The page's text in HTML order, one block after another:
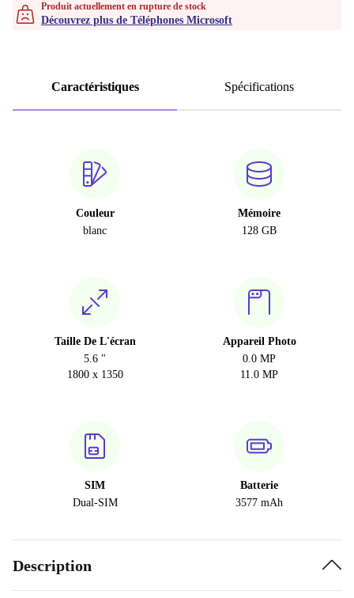
Produit actuellement en rupture de stock
Découvrez plus de Téléphones Microsoft
Caractéristiques Spécifications
Couleur
blanc
Mémoire
128 GB
Taille De L'écran
5.6 "
1800 x 1350
Appareil Photo
0.0 MP
11.0 MP
SIM
Dual-SIM
Batterie
3577 mAh
Description